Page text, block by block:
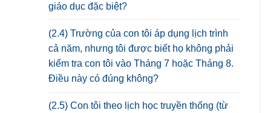
giáo dục đặc biệt?
(2.4) Trường của con tôi áp dụng lịch trình
cả năm, nhưng tôi được biết họ không phải
kiểm tra con tôi vào Tháng 7 hoặc Tháng 8.
Điều này có đúng không?
(2.5) Con tôi theo lịch học truyền thống (từ